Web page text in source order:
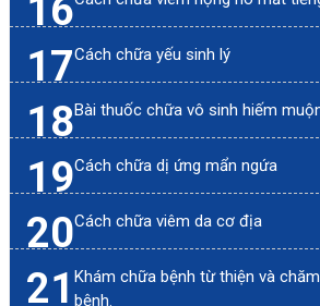
16
17Cách chữa yếu sinh lý
18Bài thuốc chữa vô sinh hiếm
19Cách chữa dị ứng mẩn ngứa
20Cách chữa viêm da cơ địa
21 Khám chữa bệnh từ thiện và
bệnh.